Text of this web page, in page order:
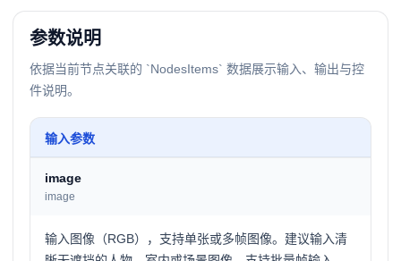
参数说明
依据当前节点关联的 `NodesItems` 数据展示输入、输出与控
件说明。
输入参数
image
image
输入图像（RGB），支持单张或多帧图像。建议输入清